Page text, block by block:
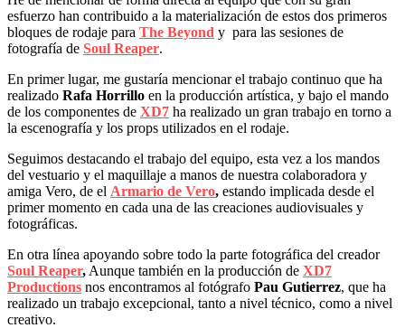
esfuerzo han contribuido a la materialización de estos dos primeros
bloques de rodaje para The Beyond y para las sesiones de
fotografía de Soul Reaper.
En primer lugar, me gustaría mencionar el trabajo continuo que ha
realizado Rafa Horrillo en la producción artística, y bajo el mando
de los componentes de XD7 ha realizado un gran trabajo en torno a
la escenografía y los props utilizados en el rodaje.
Seguimos destacando el trabajo del equipo, esta vez a los mandos
del vestuario y el maquillaje a manos de nuestra colaboradora y
amiga Vero, de el Armario de Vero, estando implicada desde el
primer momento en cada una de las creaciones audiovisuales y
fotográficas.
En otra línea apoyando sobre todo la parte fotográfica del creador
Soul Reaper, Aunque también en la producción de XD7
Productions nos encontramos al fotógrafo Pau Gutierrez, que ha
realizado un trabajo excepcional, tanto a nivel técnico, como a nivel
creativo.